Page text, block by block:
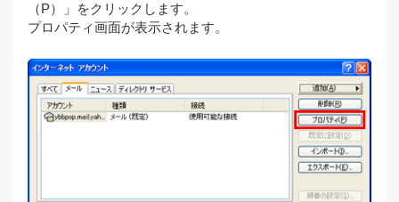
（P）」をクリックします。
プロパティ画面が表示されます。